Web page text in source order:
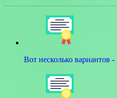
Вот несколько вариантов